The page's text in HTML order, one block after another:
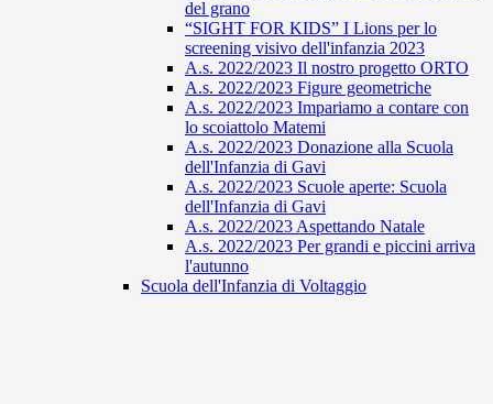
del grano
“SIGHT FOR KIDS” I Lions per lo
screening visivo dell'infanzia 2023
A.s. 2022/2023 Il nostro progetto ORTO
A.s. 2022/2023 Figure geometriche
A.s. 2022/2023 Impariamo a contare con
lo scoiattolo Matemi
A.s. 2022/2023 Donazione alla Scuola
dell'Infanzia di Gavi
A.s. 2022/2023 Scuole aperte: Scuola
dell'Infanzia di Gavi
A.s. 2022/2023 Aspettando Natale
A.s. 2022/2023 Per grandi e piccini arriva
l'autunno
Scuola dell'Infanzia di Voltaggio